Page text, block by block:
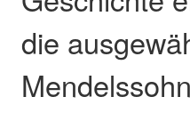
die